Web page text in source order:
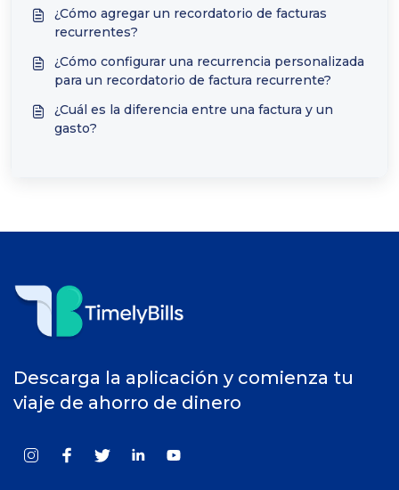
¿Cómo agregar un recordatorio de facturas
recurrentes?
¿Cómo configurar una recurrencia personalizada
para un recordatorio de factura recurrente?
¿Cuál es la diferencia entre una factura y un
gasto?
Descarga la aplicación y comienza tu
viaje de ahorro de dinero